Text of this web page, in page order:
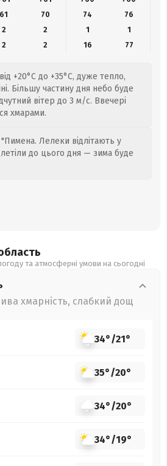
61
70 74 76
2
2 1
1
2
2 16 77
+20°C до +35°C, дуже тепло,
Більшу частину дня небо буде
вітер до 3 м/с. Ввечері
хмарами.
"Пимена. Лелеки відлітають у
до цього дня — зима буде
та атмосферні умови на сьогодні
хмарність, слабкий дощ
34°/21°
35°/20°
34°/20°
34°/19°